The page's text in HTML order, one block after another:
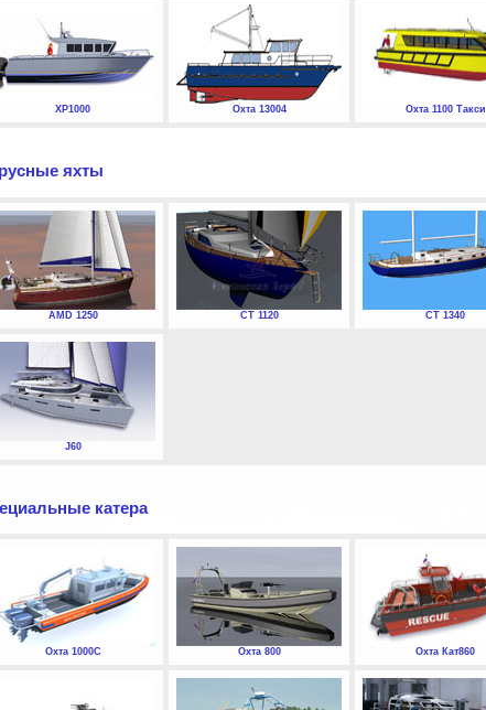
XP1000 Охта 13004 Охта 1100 Такси
яхты
AMD 1250 СТ 1120 СТ 1340
J60
катера
Охта 1000С Охта 800 Охта Кат860